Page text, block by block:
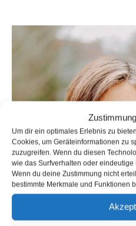
Um dir ein optimales Erlebnis zu
Cookies, um Geräteinformationen zu
zuzugreifen. Wenn du diesen
wie das Surfverhalten oder
Wenn du deine Zustimmung nicht
bestimmte Merkmale und Funktionen